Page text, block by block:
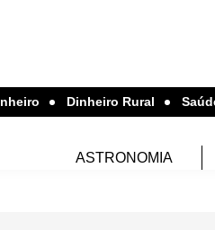
Dinheiro Rural
ASTRONOMIA